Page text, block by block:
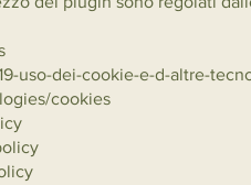
uso-dei-cookie-e-d-altre-
cookies